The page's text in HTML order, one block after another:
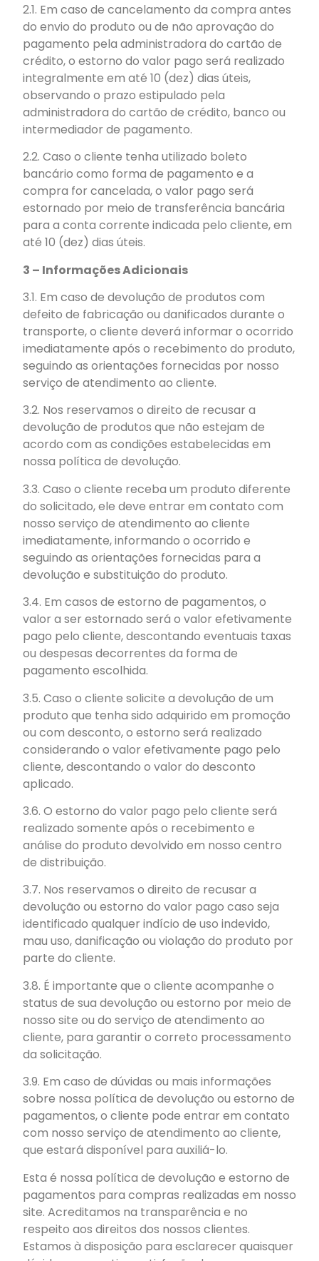
2.1. Em caso de cancelamento da compra antes
do envio do produto ou de não aprovação do
pagamento pela administradora do cartão de
crédito, o estorno do valor pago será realizado
integralmente em até 10 (dez) dias úteis,
observando o prazo estipulado pela
administradora do cartão de crédito, banco ou
intermediador de pagamento.
2.2. Caso o cliente tenha utilizado boleto
bancário como forma de pagamento e a
compra for cancelada, o valor pago será
estornado por meio de transferência bancária
para a conta corrente indicada pelo cliente, em
até 10 (dez) dias úteis.
3 – Informações Adicionais
3.1. Em caso de devolução de produtos com
defeito de fabricação ou danificados durante o
transporte, o cliente deverá informar o ocorrido
imediatamente após o recebimento do produto,
seguindo as orientações fornecidas por nosso
serviço de atendimento ao cliente.
3.2. Nos reservamos o direito de recusar a
devolução de produtos que não estejam de
acordo com as condições estabelecidas em
nossa política de devolução.
3.3. Caso o cliente receba um produto diferente
do solicitado, ele deve entrar em contato com
nosso serviço de atendimento ao cliente
imediatamente, informando o ocorrido e
seguindo as orientações fornecidas para a
devolução e substituição do produto.
3.4. Em casos de estorno de pagamentos, o
valor a ser estornado será o valor efetivamente
pago pelo cliente, descontando eventuais taxas
ou despesas decorrentes da forma de
pagamento escolhida.
3.5. Caso o cliente solicite a devolução de um
produto que tenha sido adquirido em promoção
ou com desconto, o estorno será realizado
considerando o valor efetivamente pago pelo
cliente, descontando o valor do desconto
aplicado.
3.6. O estorno do valor pago pelo cliente será
realizado somente após o recebimento e
análise do produto devolvido em nosso centro
de distribuição.
3.7. Nos reservamos o direito de recusar a
devolução ou estorno do valor pago caso seja
identificado qualquer indício de uso indevido,
mau uso, danificação ou violação do produto por
parte do cliente.
3.8. É importante que o cliente acompanhe o
status de sua devolução ou estorno por meio de
nosso site ou do serviço de atendimento ao
cliente, para garantir o correto processamento
da solicitação.
3.9. Em caso de dúvidas ou mais informações
sobre nossa política de devolução ou estorno de
pagamentos, o cliente pode entrar em contato
com nosso serviço de atendimento ao cliente,
que estará disponível para auxiliá-lo.
Esta é nossa política de devolução e estorno de
pagamentos para compras realizadas em nosso
site. Acreditamos na transparência e no
respeito aos direitos dos nossos clientes.
Estamos à disposição para esclarecer quaisquer